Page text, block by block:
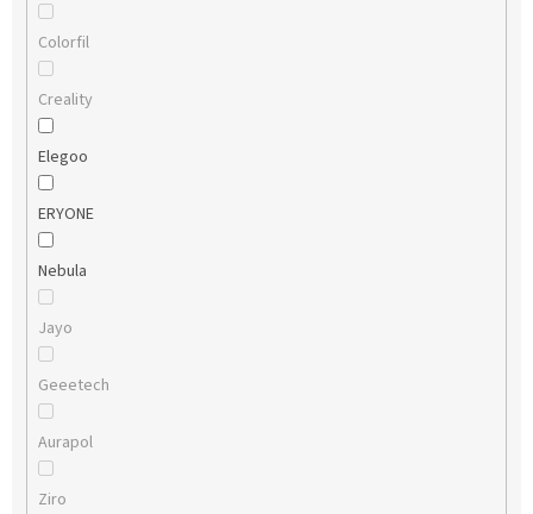
Colorfil
Creality
Elegoo
ERYONE
Nebula
Jayo
Geeetech
Aurapol
Ziro